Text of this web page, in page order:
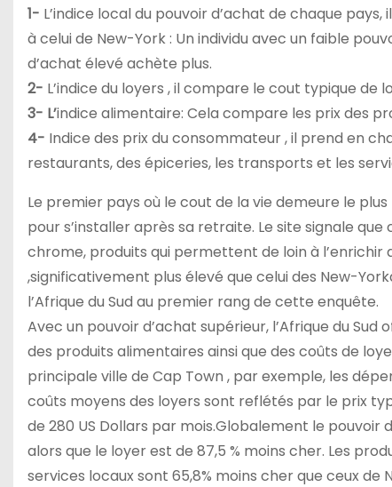
1- L’indice local du pouvoir d’achat de chaque
à celui de New-York : Un individu avec un faible
d’achat élevé achète plus.
2- L’indice du loyers , il compare le cout typique
3- L’indice alimentaire: Cela compare les prix des
4- Indice des prix du consommateur , il prend en
restaurants, des épiceries, les transports et les
Le premier pays où le cout de la vie demeure le plus
pour s’installer après sa retraite. Le site signale
chrome, produits qui permettent de loin à l’enrichir
,significativement plus élevé que celui des New-
l’Afrique du Sud au premier rang de cette enquête.
Avec un pouvoir d’achat supérieur, l’Afrique du
des produits alimentaires ainsi que des coûts de
principale ville de Cap Town , par exemple, les
coûts moyens des loyers sont reflétés par le prix
de 280 US Dollars par mois.Globalement le pouvoir
alors que le loyer est de 87,5 % moins cher. Les
services locaux sont 65,8% moins cher que ceux de